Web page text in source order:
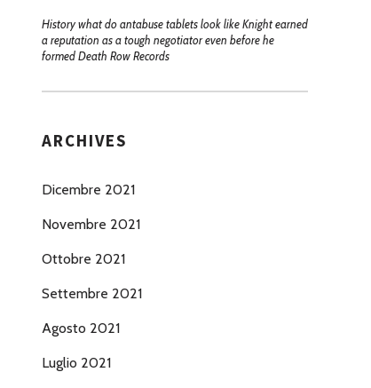
History what do antabuse tablets look like Knight earned
a reputation as a tough negotiator even before he
formed Death Row Records
ARCHIVES
Dicembre 2021
Novembre 2021
Ottobre 2021
Settembre 2021
Agosto 2021
Luglio 2021